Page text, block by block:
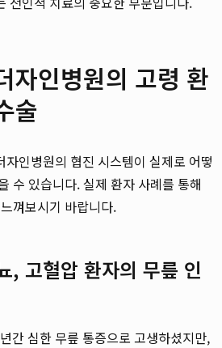
자인병원의 고령 환
술
인병원의 협진 시스템이 실제로 어떻
수 있습니다. 실제 환자 사례를 통해
껴보시기 바랍니다.
, 고혈압 환자의 무릎 인
간 심한 무릎 통증으로 고생하셨지만,